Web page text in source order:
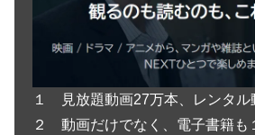
１ 見放題動画27万本、レンタル
２ 動画だけでなく、電子書籍も